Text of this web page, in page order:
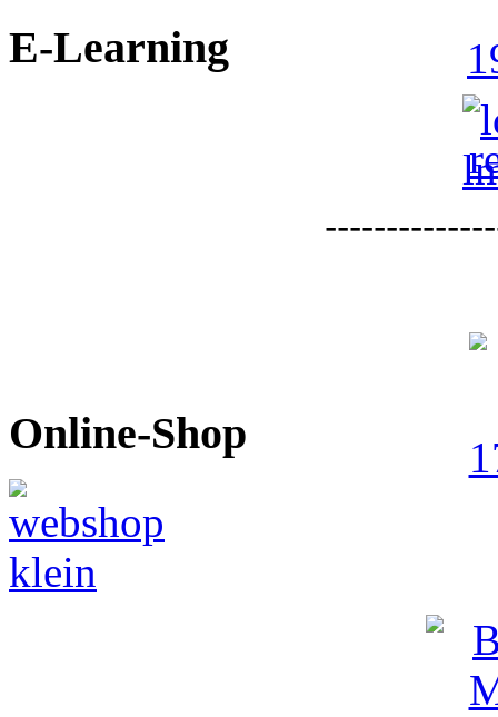
E-Learning
Online-Shop